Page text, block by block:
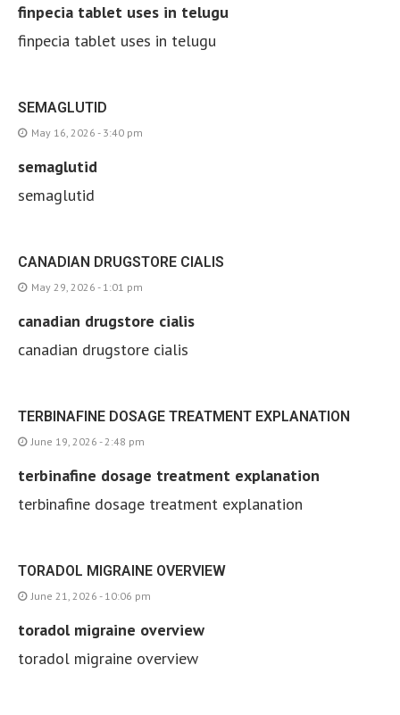
finpecia tablet uses in telugu
finpecia tablet uses in telugu
SEMAGLUTID
May 16, 2026 - 3:40 pm
semaglutid
semaglutid
CANADIAN DRUGSTORE CIALIS
May 29, 2026 - 1:01 pm
canadian drugstore cialis
canadian drugstore cialis
TERBINAFINE DOSAGE TREATMENT EXPLANATION
June 19, 2026 - 2:48 pm
terbinafine dosage treatment explanation
terbinafine dosage treatment explanation
TORADOL MIGRAINE OVERVIEW
June 21, 2026 - 10:06 pm
toradol migraine overview
toradol migraine overview